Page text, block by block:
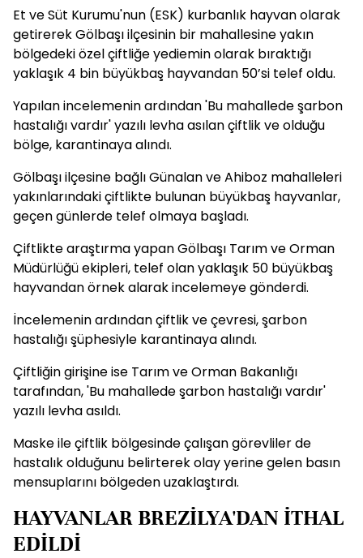
Et ve Süt Kurumu'nun (ESK) kurbanlık hayvan olarak
getirerek Gölbaşı ilçesinin bir mahallesine yakın
bölgedeki özel çiftliğe yediemin olarak bıraktığı
yaklaşık 4 bin büyükbaş hayvandan 50’si telef oldu.
Yapılan incelemenin ardından 'Bu mahallede şarbon
hastalığı vardır' yazılı levha asılan çiftlik ve olduğu
bölge, karantinaya alındı.
Gölbaşı ilçesine bağlı Günalan ve Ahiboz mahalleleri
yakınlarındaki çiftlikte bulunan büyükbaş hayvanlar,
geçen günlerde telef olmaya başladı.
Çiftlikte araştırma yapan Gölbaşı Tarım ve Orman
Müdürlüğü ekipleri, telef olan yaklaşık 50 büyükbaş
hayvandan örnek alarak incelemeye gönderdi.
İncelemenin ardından çiftlik ve çevresi, şarbon
hastalığı şüphesiyle karantinaya alındı.
Çiftliğin girişine ise Tarım ve Orman Bakanlığı
tarafından, 'Bu mahallede şarbon hastalığı vardır'
yazılı levha asıldı.
Maske ile çiftlik bölgesinde çalışan görevliler de
hastalık olduğunu belirterek olay yerine gelen basın
mensuplarını bölgeden uzaklaştırdı.
HAYVANLAR BREZİLYA'DAN İTHAL
EDİLDİ